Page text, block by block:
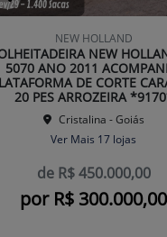
Co
arti
lhe
NEW HOLLAND
NEW
5070 ANO 2011
DE CORTE
20 PES ARROZEIRA
Cristalina - Goiás
Ver Mais 17 lojas
de R$ 450.000,00
por R$ 300.000,00